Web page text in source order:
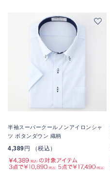
半袖スーパークールノンアイロンシャ
ツ ボタンダウン 織柄
4,389 円 （税込）